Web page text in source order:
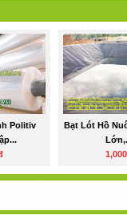
Politiv
Bạt Lót Hồ